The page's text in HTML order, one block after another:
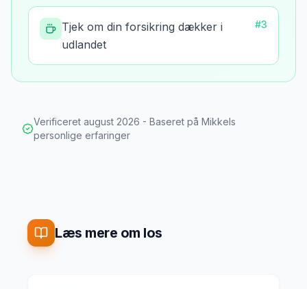
Tjek om din forsikring dækker i
udlandet
#3
Verificeret august 2026 - Baseret på Mikkels
personlige erfaringer
Læs mere om Ios